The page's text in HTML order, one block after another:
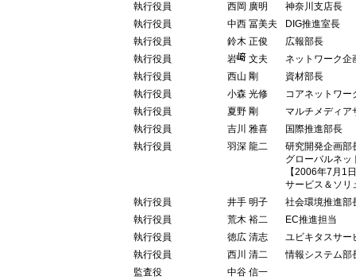
執行役員
西岡 廣明
神奈川支店長
執行役員
中西 冨美夫
DIG推進室長
執行役員
鈴木 正俊
広報部長
執行役員
岩 文夫
ネットワーク企
執行役員
西山 剛
資材部長
執行役員
小森 光修
コアネットワー
執行役員
夏野 剛
マルチメディア
執行役員
吉川 雅喜
国際推進部長
執行役員
羽深 龍二
研究開発企画部
グローバルネッ
【2006年7月1
サービス＆ソリ
執行役員
井手 明子
社会環境推進部
執行役員
荒木 裕二
EC推進担当
執行役員
徳広 清志
ユビキタスサー
執行役員
西川 清二
情報システム部
監査役
中谷 信一